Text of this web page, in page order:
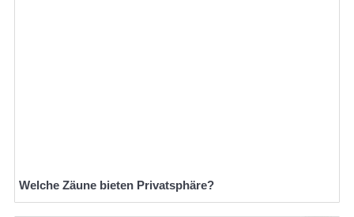
Welche Zäune bieten Privatsphäre?